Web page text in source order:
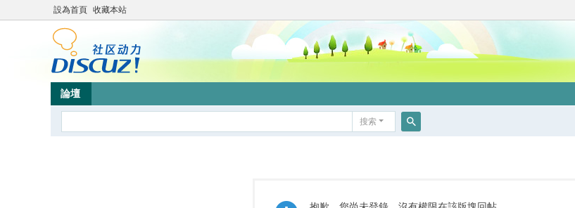
設為首頁 收藏本站
論壇
搜索